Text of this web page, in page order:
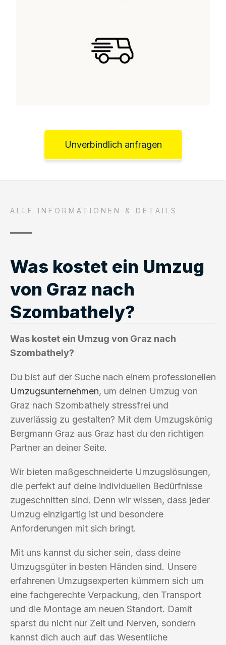
Unverbindlich anfragen
ALLE INFORMATIONEN & DETAILS
Was kostet ein Umzug
von Graz nach
Szombathely?
Was kostet ein Umzug von Graz nach
Szombathely?
Du bist auf der Suche nach einem professionellen
Umzugsunternehmen, um deinen Umzug von
Graz nach Szombathely stressfrei und
zuverlässig zu gestalten? Mit dem Umzugskönig
Bergmann Graz aus Graz hast du den richtigen
Partner an deiner Seite.
Wir bieten maßgeschneiderte Umzugslösungen,
die perfekt auf deine individuellen Bedürfnisse
zugeschnitten sind. Denn wir wissen, dass jeder
Umzug einzigartig ist und besondere
Anforderungen mit sich bringt.
Mit uns kannst du sicher sein, dass deine
Umzugsgüter in besten Händen sind. Unsere
erfahrenen Umzugsexperten kümmern sich um
eine fachgerechte Verpackung, den Transport
und die Montage am neuen Standort. Damit
sparst du nicht nur Zeit und Nerven, sondern
kannst dich auch auf das Wesentliche